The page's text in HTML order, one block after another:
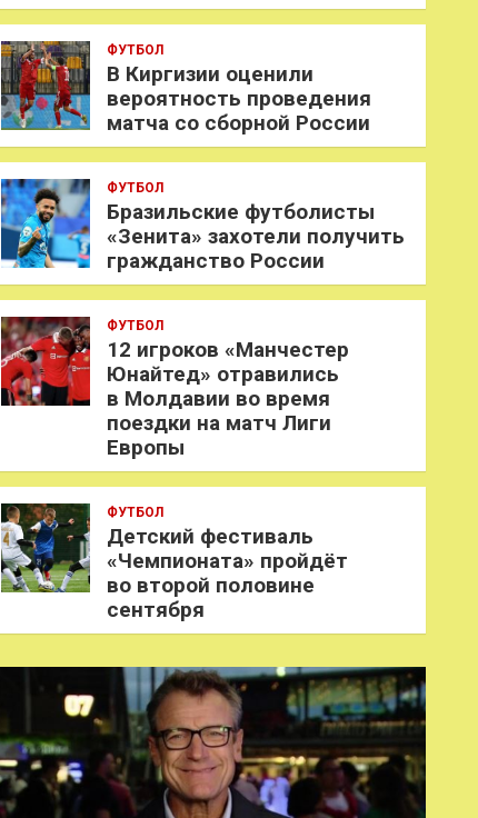
ФУТБОЛ
В Киргизии оценили
вероятность проведения
матча со сборной России
ФУТБОЛ
Бразильские футболисты
«Зенита» захотели получить
гражданство России
ФУТБОЛ
12 игроков «Манчестер
Юнайтед» отравились
в Молдавии во время
поездки на матч Лиги
Европы
ФУТБОЛ
Детский фестиваль
«Чемпионата» пройдёт
во второй половине
сентября